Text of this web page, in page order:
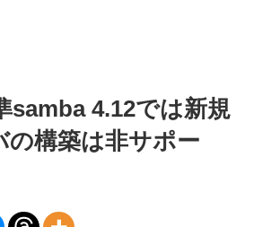
samba 4.12では新規
構築は非サポー